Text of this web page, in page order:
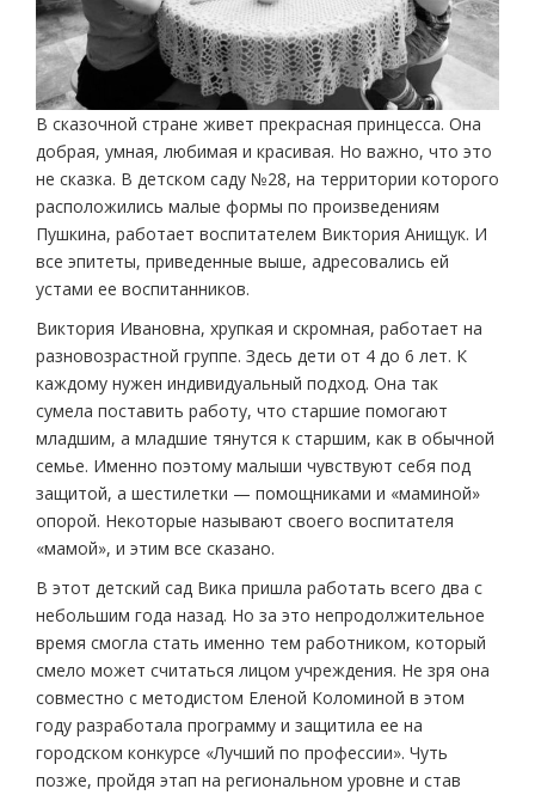
В сказочной стране живет прекрасная принцесса. Она
добрая, умная, любимая и красивая. Но важно, что это
не сказка. В детском саду №28, на территории которого
расположились малые формы по произведениям
Пушкина, работает воспитателем Виктория Анищук. И
все эпитеты, приведенные выше, адресовались ей
устами ее воспитанников.
Виктория Ивановна, хрупкая и скромная, работает на
разновозрастной группе. Здесь дети от 4 до 6 лет. К
каждому нужен индивидуальный подход. Она так
сумела поставить работу, что старшие помогают
младшим, а младшие тянутся к старшим, как в обычной
семье. Именно поэтому малыши чувствуют себя под
защитой, а шестилетки — помощниками и «маминой»
опорой. Некоторые называют своего воспитателя
«мамой», и этим все сказано.
В этот детский сад Вика пришла работать всего два с
небольшим года назад. Но за это непродолжительное
время смогла стать именно тем работником, который
смело может считаться лицом учреждения. Не зря она
совместно с методистом Еленой Коломиной в этом
году разработала программу и защитила ее на
городском конкурсе «Лучший по профессии». Чуть
позже, пройдя этап на региональном уровне и став